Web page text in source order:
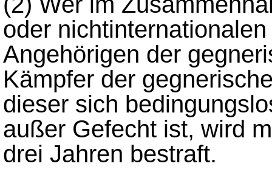
oder
Angehörigen der
Kämpfer der
dieser sich
außer Gefecht ist, wird
drei Jahren bestraft.